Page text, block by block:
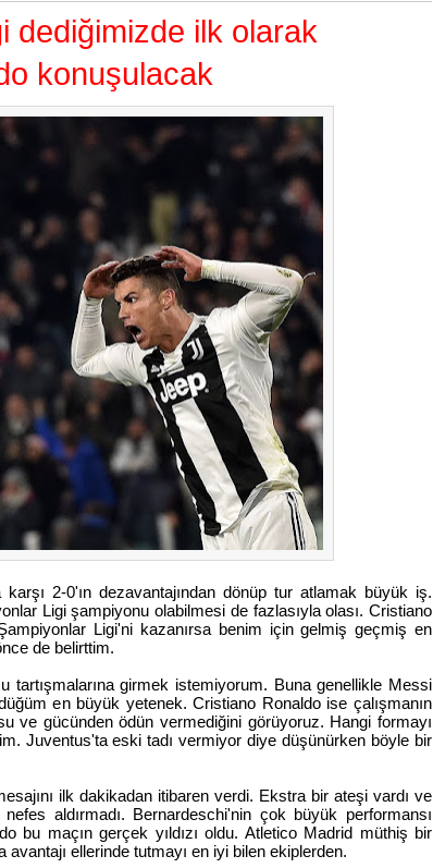
dediğimizde ilk olarak
konuşulacak
2-0'ın dezavantajından dönüp tur atlamak büyük iş.
Ligi şampiyonu olabilmesi de fazlasıyla olası. Cristiano
Ligi'ni kazanırsa benim için gelmiş geçmiş en
de belirttim.
tartışmalarına girmek istemiyorum. Buna genellikle Messi
en büyük yetenek. Cristiano Ronaldo ise çalışmanın
ve gücünden ödün vermediğini görüyoruz. Hangi formayı
Juventus'ta eski tadı vermiyor diye düşünürken böyle bir
ilk dakikadan itibaren verdi. Ekstra bir ateşi vardı ve
aldırmadı. Bernardeschi'nin çok büyük performansı
bu maçın gerçek yıldızı oldu. Atletico Madrid müthiş bir
avantajı ellerinde tutmayı en iyi bilen ekiplerden.